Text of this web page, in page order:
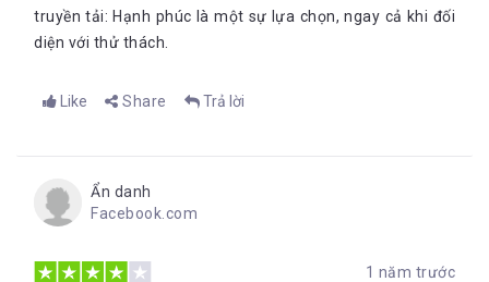
và cách chúng ta sử dụng thời gian đóng một vai trò vô cùng
quan trọng. - Bị cuốn vào suy nghĩ quá mức là một vòng luẩn
quẩn. Như Emmons giải thích, “Nhiều người có thói quen củng
lặp lại. Mỗi khi lặp lại các suy nghĩ sợ hãi hoặc chống đối,
truyền tải: Hạnh phúc là một sự lựa chọn, ngay cả khi đối
diện với thử thách.
Like Share Trả lời
Ẩn danh
Facebook.com
1 năm trước